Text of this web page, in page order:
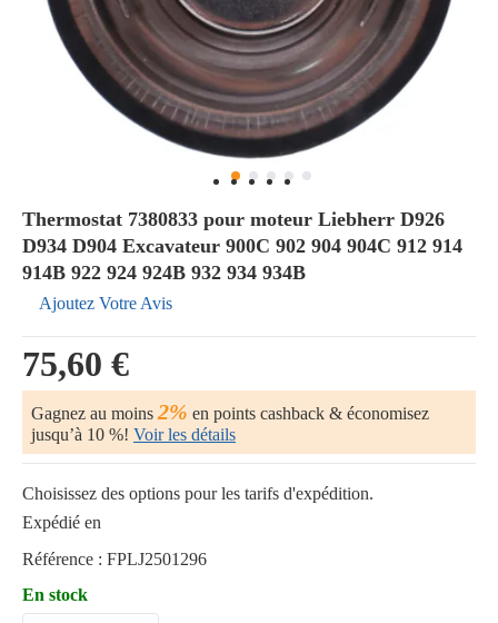
Thermostat 7380833 pour moteur Liebherr D926
D934 D904 Excavateur 900C 902 904 904C 912 914
914B 922 924 924B 932 934 934B
Ajoutez Votre Avis
75,60 €
Gagnez au moins 2% en points cashback & économisez
jusqu’à 10 %! Voir les détails
Choisissez des options pour les tarifs d'expédition.
Expédié en
Référence : FPLJ2501296
En stock